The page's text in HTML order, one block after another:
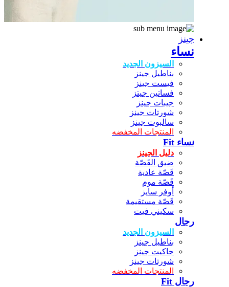
جينز
نساء
السيزون الجديد
بناطيل جينز
فيست جينز
فساتين جيتز
جيبات جينز
شورتات جينز
سالبوت جينز
المنتجات المخفضه
نساء Fit
دليل الجينز
ضيق القَصّة
قَصّة عادية
قَصّة موم
أوفر سايز
قَصّة مستقيمة
سكيني فيت
رجال
السيزون الجديد
بناطيل جينز
جاكيت جينز
شورتات جينز
المنتجات المخفضه
رجال Fit